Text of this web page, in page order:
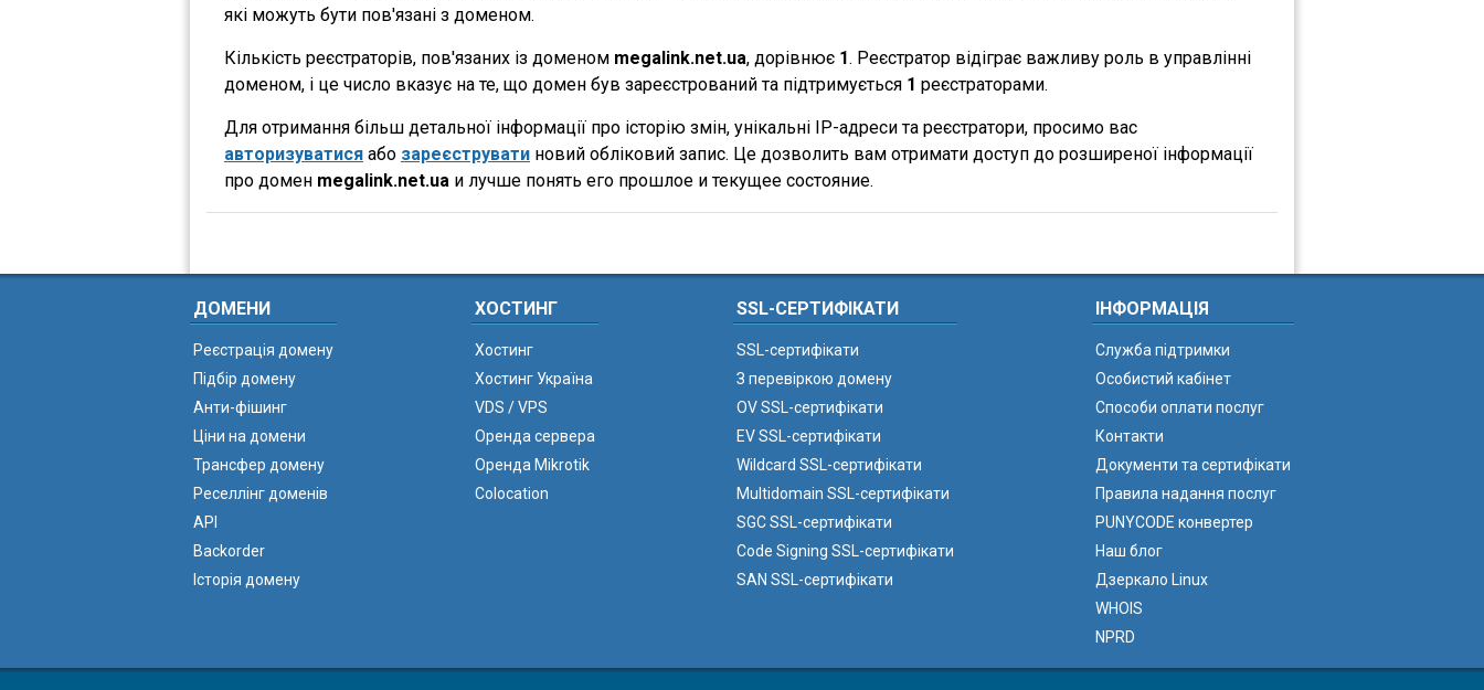
які можуть бути пов'язані з доменом.
Кількість реєстраторів, пов'язаних із доменом megalink.net.ua, дорівнює 1. Реєстратор відіграє важливу роль в управлінні
доменом, і це число вказує на те, що домен був зареєстрований та підтримується 1 реєстраторами.
Для отримання більш детальної інформації про історію змін, унікальні IP-адреси та реєстратори, просимо вас
авторизуватися або зареєструвати новий обліковий запис. Це дозволить вам отримати доступ до розширеної інформації
про домен megalink.net.ua и лучше понять его прошлое и текущее состояние.
ДОМЕНИ
Реєстрація домену
Підбір домену
Анти-фішинг
Ціни на домени
Трансфер домену
Реселлінг доменів
API
Backorder
Історія домену
ХОСТИНГ
Хостинг
Хостинг Україна
VDS / VPS
Оренда сервера
Оренда Mikrotik
Colocation
SSL-СЕРТИФІКАТИ
SSL-сертифікати
З перевіркою домену
OV SSL-сертифікати
EV SSL-сертифікати
Wildcard SSL-сертифікати
Multidomain SSL-сертифікати
SGC SSL-сертифікати
Code Signing SSL-сертифікати
SAN SSL-сертифікати
ІНФОРМАЦІЯ
Служба підтримки
Особистий кабінет
Способи оплати послуг
Контакти
Документи та сертифікати
Правила надання послуг
PUNYCODE конвертер
Наш блог
Дзеркало Linux
WHOIS
NPRD